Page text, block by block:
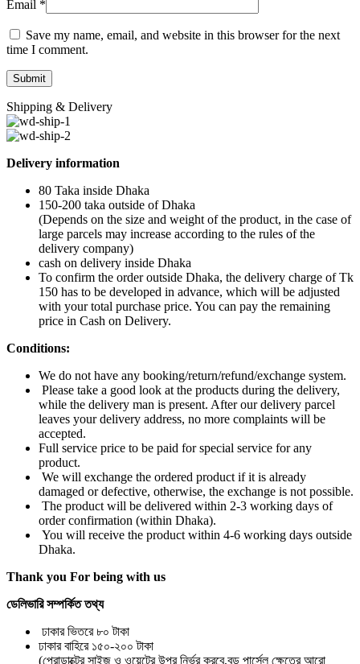
Email *
Save my name, email, and website in this browser for the next
time I comment.
Shipping & Delivery
Delivery information
80 Taka inside Dhaka
150-200 taka outside of Dhaka
(Depends on the size and weight of the product, in the case of
large parcels may increase according to the rules of the
delivery company)
cash on delivery inside Dhaka
To confirm the order outside Dhaka, the delivery charge of Tk
150 has to be developed in advance, which will be adjusted
with your total purchase price. You can pay the remaining
price in Cash on Delivery.
Conditions:
We do not have any booking/return/refund/exchange system.
Please take a good look at the products during the delivery,
while the delivery man is present. After our delivery parcel
leaves your delivery address, no more complaints will be
accepted.
Full service price to be paid for special service for any
product.
We will exchange the ordered product if it is already
damaged or defective, otherwise, the exchange is not possible.
The product will be delivered within 2-3 working days of
order confirmation (within Dhaka).
You will receive the product within 4-6 working days outside
Dhaka.
Thank you For being with us
ডেলিভারি সম্পর্কিত তথ্য
ঢাকার ভিতরে ৮০ টাকা
ঢাকার বাহিরে ১৫০-২০০ টাকা
(প্রোডাক্টের সাইজ ও ওয়েটের উপর নির্ভর করবে,বড় পার্সেল ক্ষেত্রে আরো